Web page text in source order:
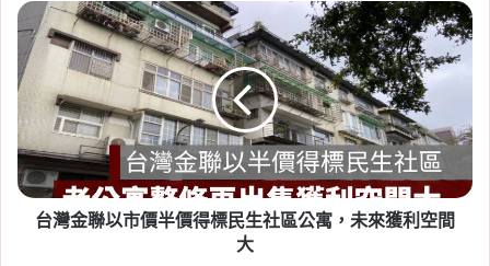
2026-07-23
租賃專法修法急轉彎！3 年租
期、續約漲租上限暫緩，最新重
點一次看
Tag:房東,社會住宅,租屋,租屋族,租屋注意事
項,租屋糾紛,租屋補助,租屋補助申請 ,租屋補助
資格
台
灣
金
聯
以
市
價
半
價
台灣金聯以市價半價得標民生社區公寓，未來獲利空間
大